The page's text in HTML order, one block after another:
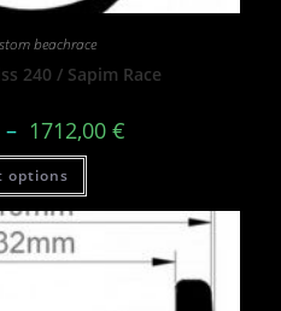
beachrace
240 / Sapim Race
– 1712,00 €
options